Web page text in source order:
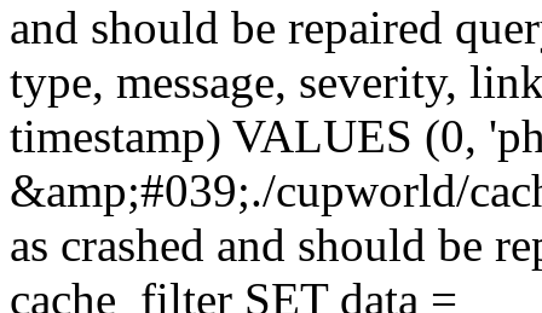
and should be repaired
type, message, severity,
timestamp) VALUES (0,
&amp;#039;./cupworld/
as crashed and should be
cache_filter SET data =